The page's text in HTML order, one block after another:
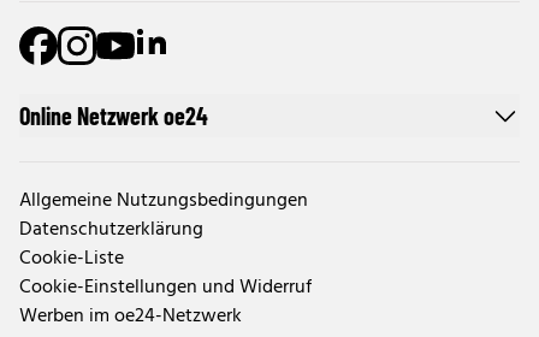
Online Netzwerk oe24
Allgemeine Nutzungsbedingungen
Datenschutzerklärung
Cookie-Liste
Cookie-Einstellungen und Widerruf
Werben im oe24-Netzwerk